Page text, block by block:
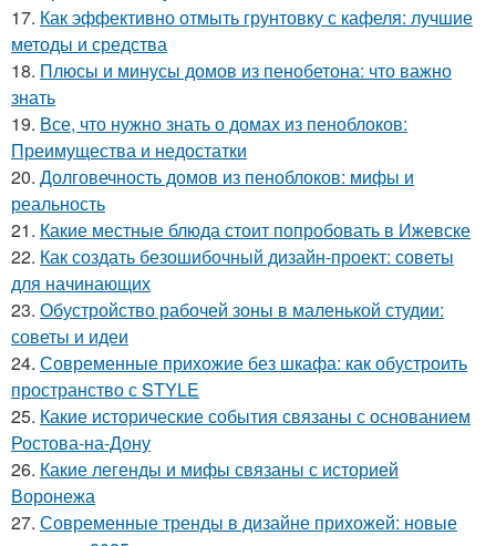
17. Как эффективно отмыть грунтовку с кафеля: лучшие
методы и средства
18. Плюсы и минусы домов из пенобетона: что важно
знать
19. Все, что нужно знать о домах из пеноблоков:
Преимущества и недостатки
20. Долговечность домов из пеноблоков: мифы и
реальность
21. Какие местные блюда стоит попробовать в Ижевске
22. Как создать безошибочный дизайн-проект: советы
для начинающих
23. Обустройство рабочей зоны в маленькой студии:
советы и идеи
24. Современные прихожие без шкафа: как обустроить
пространство с STYLE
25. Какие исторические события связаны с основанием
Ростова-на-Дону
26. Какие легенды и мифы связаны с историей
Воронежа
27. Современные тренды в дизайне прихожей: новые